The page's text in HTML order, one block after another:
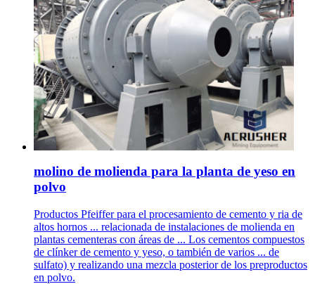
molino de molienda para la planta de yeso en
polvo
Productos Pfeiffer para el procesamiento de cemento y ria de
altos hornos ... relacionada de instalaciones de molienda en
plantas cementeras con áreas de ... Los cementos compuestos
de clínker de cemento y yeso, o también de varios ... de
sulfato) y realizando una mezcla posterior de los preproductos
en polvo.